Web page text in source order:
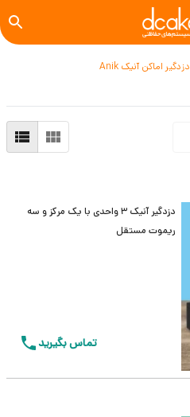
دزدگیر اماکن آنیک Anik
دزدگیر آنیک 3 واحدی با یک مرکز و سه
ریموت مستقل
تماس بگیرید